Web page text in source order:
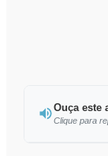
Ouça este
Clique para